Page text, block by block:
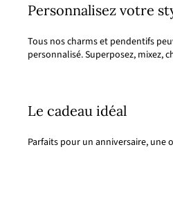
Personnalisez votre
Tous nos charms et pendentifs
personnalisé. Superposez, mixez,
Le cadeau idéal
Parfaits pour un anniversaire, une